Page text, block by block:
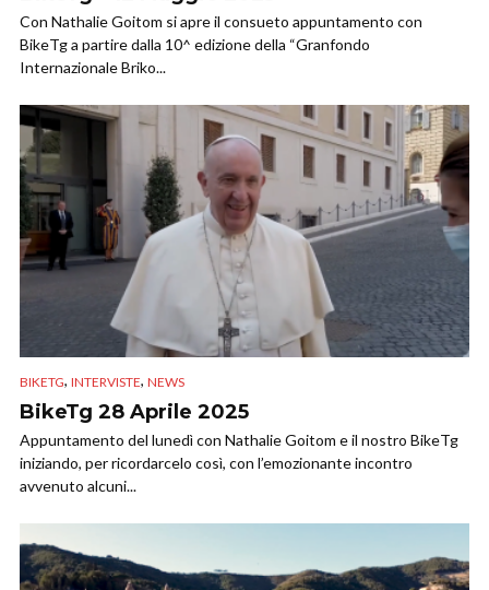
Con Nathalie Goitom si apre il consueto appuntamento con
BikeTg a partire dalla 10^ edizione della “Granfondo
Internazionale Briko...
BIKETG, INTERVISTE, NEWS
BikeTg 28 Aprile 2025
Appuntamento del lunedì con Nathalie Goitom e il nostro BikeTg
iniziando, per ricordarcelo così, con l’emozionante incontro
avvenuto alcuni...